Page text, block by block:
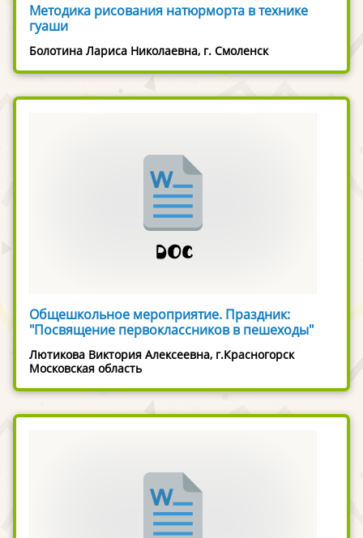
Методика рисования натюрморта в технике
гуаши
Болотина Лариса Николаевна, г. Смоленск
Общешкольное мероприятие. Праздник:
"Посвящение первоклассников в пешеходы"
Лютикова Виктория Алексеевна, г.Красногорск
Московская область